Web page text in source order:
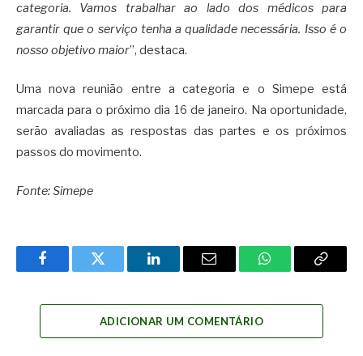
categoria. Vamos trabalhar ao lado dos médicos para
garantir que o serviço tenha a qualidade necessária. Isso é o
nosso objetivo maior”, destaca.
Uma nova reunião entre a categoria e o Simepe está
marcada para o próximo dia 16 de janeiro. Na oportunidade,
serão avaliadas as respostas das partes e os próximos
passos do movimento.
Fonte: Simepe
FacebookTwitter LinkedInEmail WhatsAppCopy
ADICIONAR UM COMENTÁRIO